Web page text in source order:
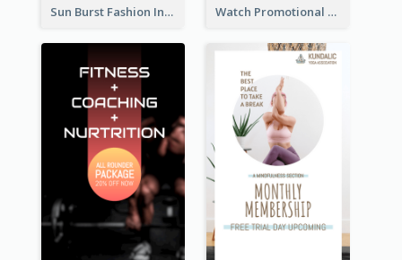
Sun Burst Fashion Instagram Story Watch Promotional Display Instagram Story Design